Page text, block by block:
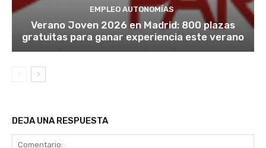
EMPLEO AUTONOMÍAS
Verano Joven 2026 en Madrid: 800 plazas
gratuitas para ganar experiencia este verano
DEJA UNA RESPUESTA